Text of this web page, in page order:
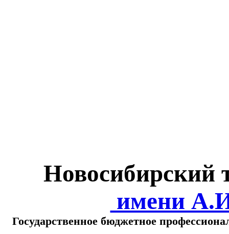
Новосибирский
имени
Государственное бюджетное